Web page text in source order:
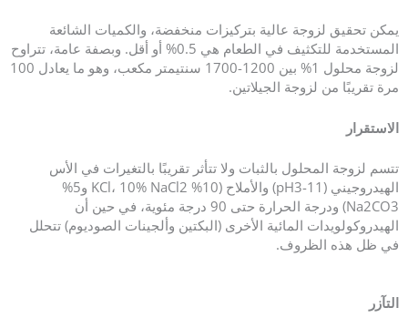
يمكن تحقيق لزوجة عالية بتركيزات منخفضة، والكميات الشائعة
المستخدمة للتكثيف في الطعام هي 0.5% أو أقل. وبصفة عامة، تتراوح
لزوجة محلول 1% بين 1200-1700 سنتيمتر مكعب، وهو ما يعادل 100
مرة تقريبًا من لزوجة الجيلاتين.
الاستقرار
تتسم لزوجة المحلول بالثبات ولا تتأثر تقريبًا بالتغيرات في الأس
الهيدروجيني (pH3-11) والأملاح (10% KCl، 10% NaCl2 و5%
Na2CO3) ودرجة الحرارة حتى 90 درجة مئوية، في حين أن
الهيدروكولويدات المائية الأخرى (البكتين وألجينات الصوديوم) تتحلل
في ظل هذه الظروف.
التآزر